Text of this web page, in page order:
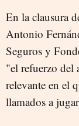
En la clausura
Antonio
Seguros y
"el refuerzo del
relevante en el
llamados a